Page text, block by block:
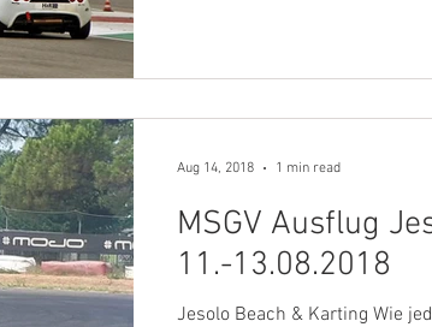
MSGV Ausflug
11.-13.08.2018
Jesolo Beach & Karting Wie
Aug 14, 2018 1 min read